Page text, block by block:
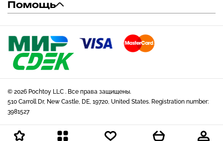
Помощь
© 2026 Pochtoy LLC . Все права защищены.
510 Carroll Dr, New Castle, DE, 19720, United States. Registration number:
3981527